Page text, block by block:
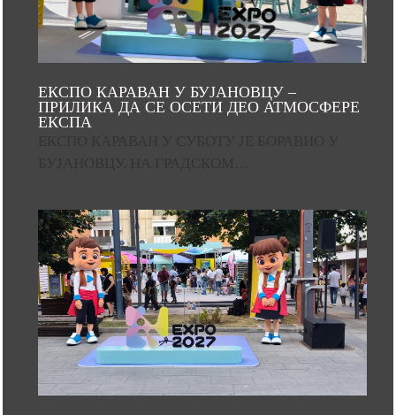
ЕКСПО КАРАВАН У БУЈАНОВЦУ –
ПРИЛИКА ДА СЕ ОСЕТИ ДЕО АТМОСФЕРЕ
ЕКСПА